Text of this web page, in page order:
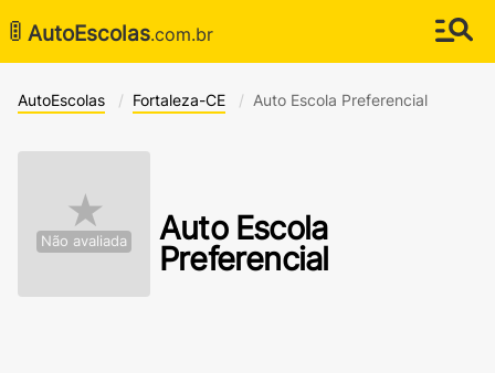
🚦 AutoEscolas.com.br
AutoEscolas Fortaleza-CE Auto Escola Preferencial
★
Não avaliada
Auto Escola
Preferencial